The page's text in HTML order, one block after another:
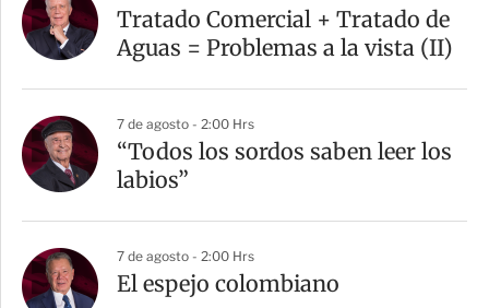
Tratado Comercial + Tratado de
Aguas = Problemas a la vista (II)
7 de agosto - 2:00 Hrs
“Todos los sordos saben leer los
labios”
7 de agosto - 2:00 Hrs
El espejo colombiano